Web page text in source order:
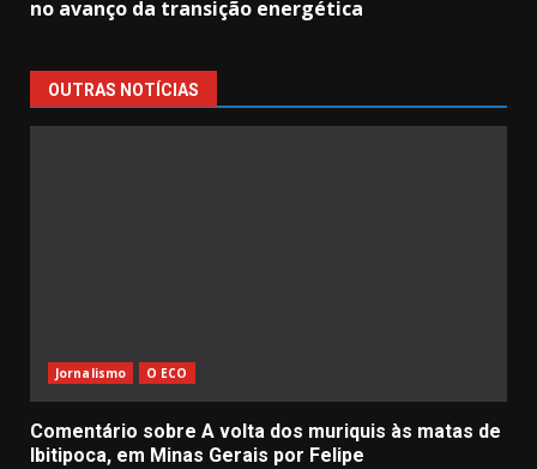
no avanço da transição energética
OUTRAS NOTÍCIAS
Jornalismo O ECO
Comentário sobre A volta dos muriquis às matas de
Ibitipoca, em Minas Gerais por Felipe